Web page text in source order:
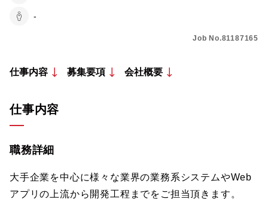
-
Job No.81187165
仕事内容 募集要項 会社概要
仕事内容
職務詳細
大手企業を中心に様々な業界の業務系システムやWeb
アプリの上流から開発工程までをご担当頂きます。